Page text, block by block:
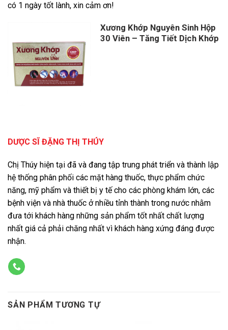
có 1 ngày tốt lành, xin cảm ơn!
Xương Khớp Nguyên Sinh Hộp
30 Viên – Tăng Tiết Dịch Khớp
DƯỢC SĨ ĐẶNG THỊ THÚY
Chị Thúy hiện tại đã và đang tập trung phát triển và thành lập
hệ thống phân phối các mặt hàng thuốc, thực phẩm chức
năng, mỹ phẩm và thiết bị y tế cho các phòng khám lớn, các
bệnh viện và nhà thuốc ở nhiều tỉnh thành trong nước nhằm
đưa tới khách hàng những sản phẩm tốt nhất chất lượng
nhất giá cả phải chăng nhất vì khách hàng xứng đáng được
nhận.
SẢN PHẨM TƯƠNG TỰ